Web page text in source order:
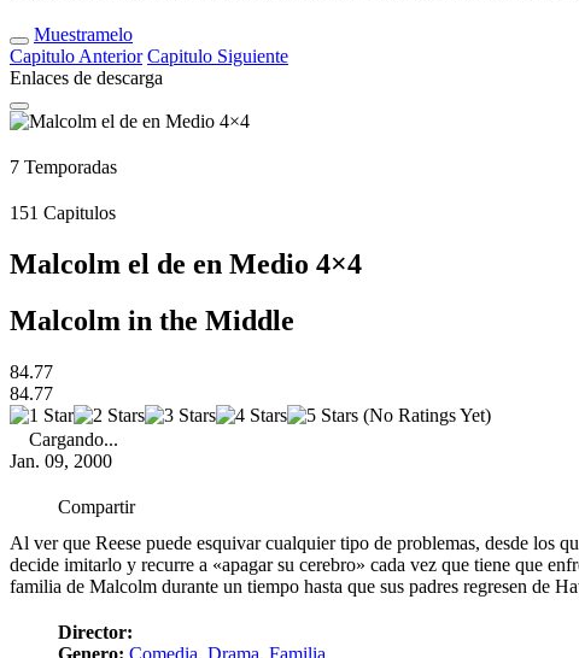
Muestramelo
Capitulo Anterior Capitulo Siguiente
Enlaces de descarga
7 Temporadas
151 Capitulos
Malcolm el de en Medio 4×4
Malcolm in the Middle
84.77
84.77
(No Ratings Yet)
Cargando...
Jan. 09, 2000
Compartir
Al ver que Reese puede esquivar cualquier tipo de problemas, desde los
decide imitarlo y recurre a «apagar su cerebro» cada vez que tiene que
familia de Malcolm durante un tiempo hasta que sus padres regresen de
Director:
Genero: Comedia, Drama, Familia